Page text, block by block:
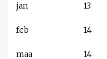
jan
feb
maa
13
14
14